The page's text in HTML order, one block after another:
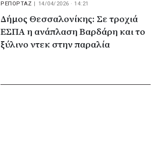
ΡΕΠΟΡΤΑΖ | 14/04/2026 · 14:21
Δήμος Θεσσαλονίκης: Σε τροχιά
ΕΣΠΑ η ανάπλαση Βαρδάρη και το
ξύλινο ντεκ στην παραλία